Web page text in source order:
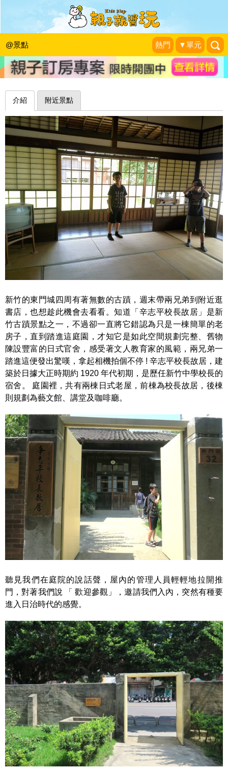
@景點 熱門 ▼單元
日治時代的文人官舍～新竹辛志平校長
故居
藍子兄弟|2015-06-15
介紹 附近景點
新竹的東門城四周有著無數的古蹟，週末帶兩兄弟到附近逛
書店，也想趁此機會去看看。知道「辛志平校長故居」是新
竹古蹟景點之一，不過卻一直將它錯認為只是一棟簡單的老
房子，直到踏進這庭園，才知它是如此空間規劃完整、舊物
陳設豐富的日式官舍，感受著文人教育家的風範，兩兄弟一
踏進這便發出驚嘆，拿起相機拍個不停 ! 辛志平校長故居，建
築於日據大正時期約 1920 年代初期，是歷任新竹中學校長的
宿舍。 庭園裡，共有兩棟日式老屋，前棟為校長故居，後棟
則規劃為藝文館、講堂及咖啡廳。
聽見我們在庭院的說話聲，屋內的管理人員輕輕地拉開推
門，對著我們說 「 歡迎參觀」，邀請我們入內，突然有種要
進入日治時代的感覺。